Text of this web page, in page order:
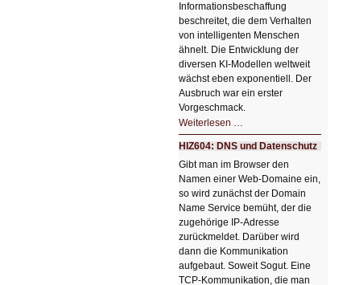
Informationsbeschaffung
beschreitet, die dem Verhalten
von intelligenten Menschen
ähnelt. Die Entwicklung der
diversen KI-Modellen weltweit
wächst eben exponentiell. Der
Ausbruch war ein erster
Vorgeschmack.
Weiterlesen …
Der
Ausbruch
der
KI
HIZ604: DNS und Datenschutz
Gibt man im Browser den
Namen einer Web-Domaine ein,
so wird zunächst der Domain
Name Service bemüht, der die
zugehörige IP-Adresse
zurückmeldet. Darüber wird
dann die Kommunikation
aufgebaut. Soweit Sogut. Eine
TCP-Kommunikation, die man